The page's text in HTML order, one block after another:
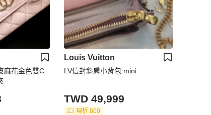
麻花金色雙C
Louis Vuitton
LV信封斜肩小背包 mini
TWD 49,999
現折 800